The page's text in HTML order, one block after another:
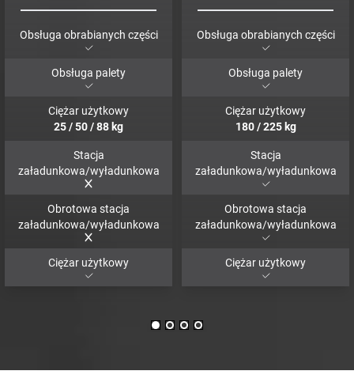
Obsługa obrabianych części
Obsługa palety
Ciężar użytkowy
25/50/88kg
Stacja
załadunkowa/wyładunkowa
Obrotowa stacja
załadunkowa/wyładunkowa
Ciężar użytkowy
Obsługa obrabianych części
Obsługa palety
Ciężar użytkowy
180 / 225 kg
Stacja
załadunkowa/wyładunkowa
Obrotowa stacja
załadunkowa/wyładunkowa
Ciężar użytkowy